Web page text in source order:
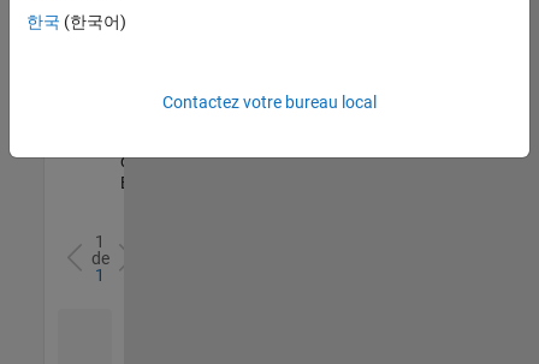
Senior Software Quality Engineer
Senior
Engineer
qualité |
Expérimenté(e)
1
de
1
한국 (한국어)
Contactez votre bureau local